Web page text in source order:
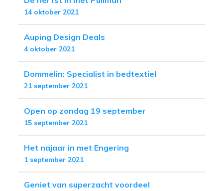
14 oktober 2021
Auping Design Deals
4 oktober 2021
Dommelin: Specialist in bedtextiel
21 september 2021
Open op zondag 19 september
15 september 2021
Het najaar in met Engering
1 september 2021
Geniet van superzacht voordeel